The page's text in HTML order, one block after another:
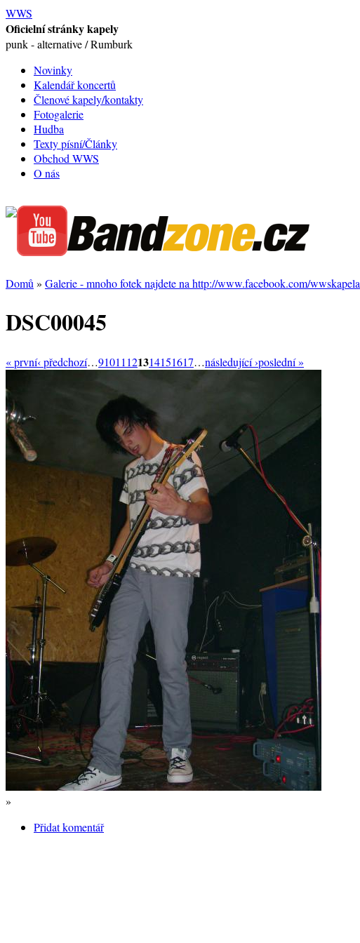
WWS
Oficielní stránky kapely
punk - alternative / Rumburk
Novinky
Kalendář koncertů
Členové kapely/kontakty
Fotogalerie
Hudba
Texty písní/Články
Obchod WWS
O nás
Domů » Galerie - mnoho fotek najdete na http://www.facebook.com/wwskapela
DSC00045
« první‹ předchozí…91011 121314151617…následující ›poslední »
»
Přidat komentář